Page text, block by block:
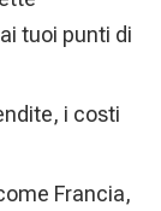
tuoi punti di
i costi
Francia,